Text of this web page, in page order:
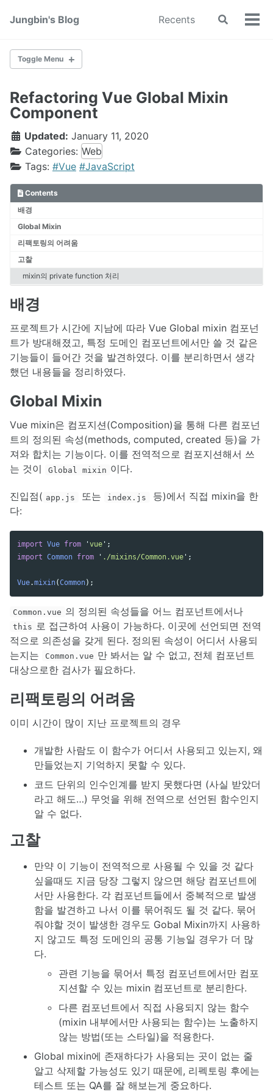
navigation
Jungbin's Blog Recents
Toggle
Toggle Menu
Spring
Play Framework
DB
Web
iOS
Java
Docker
Elasticsearch
Service
Blog Dev
IDE
Git
Refactoring Vue Global Mixin
Component
Updated: January 11, 2020
Categories: Web
Tags: #Vue #JavaScript
Contents
배경
Global Mixin
리팩토링의 어려움
고찰
mixin의 private function 처리
배경
프로젝트가 시간에 지남에 따라 Vue Global mixin 컴포넌
트가 방대해졌고, 특정 도메인 컴포넌트에서만 쓸 것 같은
기능들이 들어간 것을 발견하였다. 이를 분리하면서 생각
했던 내용들을 정리하였다.
Global Mixin
Vue mixin은 컴포지션(Composition)을 통해 다른 컴포넌
트의 정의된 속성(methods, computed, created 등)을 가
져와 합치는 기능이다. 이를 전역적으로 컴포지션해서 쓰
는 것이
Global mixin 이다.
진입점( app.js 또는 index.js
등)에서 직접 mixin을 한
다:
import Vue from ' vue ' ;
import Common from ' ./mixins/Common.vue ' ;
Vue.mixin(Common);
Common.vue 의 정의된 속성들을 어느 컴포넌트에서나
this
로 접근하여 사용이 가능하다. 이곳에 선언되면 전역
적으로 의존성을 갖게 된다. 정의된 속성이 어디서 사용되
는지는
Common.vue 만 봐서는 알 수 없고, 전체 컴포넌트
대상으로한 검사가 필요하다.
리팩토링의 어려움
이미 시간이 많이 지난 프로젝트의 경우
개발한 사람도 이 함수가 어디서 사용되고 있는지, 왜
만들었는지 기억하지 못할 수 있다.
코드 단위의 인수인계를 받지 못했다면 (사실 받았더
라고 해도…) 무엇을 위해 전역으로 선언된 함수인지
알 수 없다.
고찰
만약 이 기능이 전역적으로 사용될 수 있을 것 같다
싶을때도 지금 당장 그렇지 않으면 해당 컴포넌트에
서만 사용한다. 각 컴포넌트들에서 중복적으로 발생
함을 발견하고 나서 이를 묶어줘도 될 것 같다. 묶어
줘야할 것이 발생한 경우도 Gobal Mixin까지 사용하
지 않고도 특정 도메인의 공통 기능일 경우가 더 많
다.
관련 기능을 묶어서 특정 컴포넌트에서만 컴포
지션할 수 있는 mixin 컴포넌트로 분리한다.
다른 컴포넌트에서 직접 사용되지 않는 함수
(mixin 내부에서만 사용되는 함수)는 노출하지
않는 방법(또는 스타일)을 적용한다.
Global mixin에 존재하다가 사용되는 곳이 없는 줄
알고 삭제할 가능성도 있기 때문에, 리펙토링 후에는
테스트 또는 QA를 잘 해보는게 중요하다.